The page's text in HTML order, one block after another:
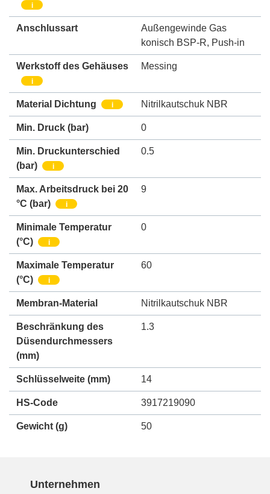
i
Anschlussart
Außengewinde Gas
konisch BSP-R, Push-in
Werkstoff des Gehäuses
i
Messing
Material Dichtung i Nitrilkautschuk NBR
Min. Druck (bar) 0
Min. Druckunterschied
(bar)
i
0.5
Max. Arbeitsdruck bei 20
°C (bar)
i
9
Minimale Temperatur
(°C)
i
0
Maximale Temperatur
(°C)
i
60
Membran-Material Nitrilkautschuk NBR
Beschränkung des
Düsendurchmessers
(mm)
1.3
Schlüsselweite (mm) 14
HS-Code 3917219090
Gewicht (g) 50
Unternehmen